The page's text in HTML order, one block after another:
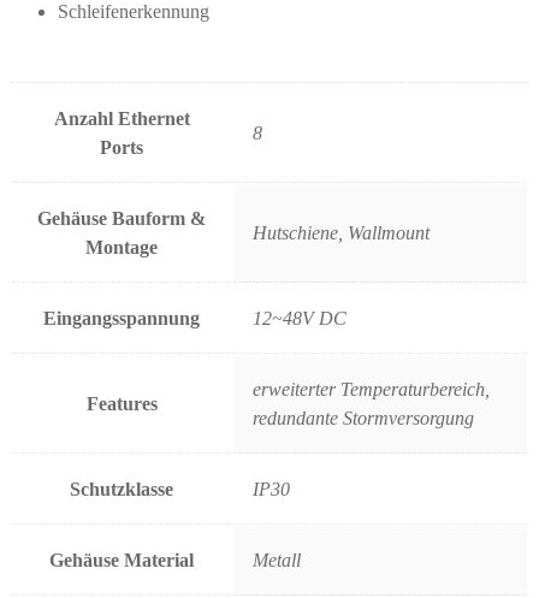
Schleifenerkennung
Anzahl Ethernet
Ports
8
Gehäuse Bauform &
Montage
Hutschiene, Wallmount
Eingangsspannung 12~48V DC
Features
erweiterter Temperaturbereich,
redundante Stormversorgung
Schutzklasse IP30
Gehäuse Material Metall